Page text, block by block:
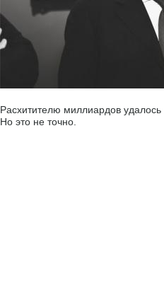
Расхитителю миллиардов
Но это не точно.